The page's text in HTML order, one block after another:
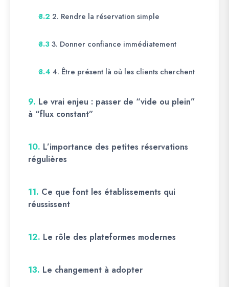
8.2 2. Rendre la réservation simple
8.3 3. Donner confiance immédiatement
8.4 4. Être présent là où les clients cherchent
9. Le vrai enjeu : passer de “vide ou plein”
à “flux constant”
10. L’importance des petites réservations
régulières
11. Ce que font les établissements qui
réussissent
12. Le rôle des plateformes modernes
13. Le changement à adopter